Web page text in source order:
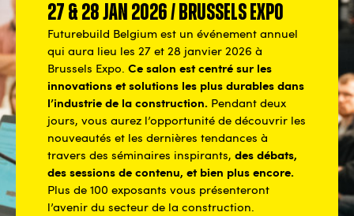
27 & 28 jan 2026 / Brussels Expo
Futurebuild Belgium est un événement annuel
qui aura lieu les 27 et 28 janvier 2026 à
Brussels Expo. Ce salon est centré sur les
innovations et solutions les plus durables dans
l’industrie de la construction. Pendant deux
jours, vous aurez l’opportunité de découvrir les
nouveautés et les dernières tendances à
travers des séminaires inspirants, des débats,
des sessions de contenu, et bien plus encore.
Plus de 100 exposants vous présenteront
l’avenir du secteur de la construction.